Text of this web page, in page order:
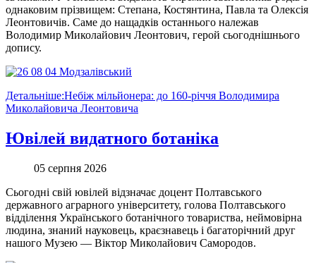
однаковим прізвищем: Степана, Костянтина, Павла та Олексія
Леонтовичів. Саме до нащадків останнього належав
Володимир Миколайович Леонтович, герой сьогоднішнього
допису.
Детальніше:Небіж мільйонера: до 160-річчя Володимира
Миколайовича Леонтовича
Ювілей видатного ботаніка
05 серпня 2026
Сьогодні свій ювілей відзначає доцент Полтавського
державного аграрного університету, голова Полтавського
відділення Українського ботанічного товариства, неймовірна
людина, знаний науковець, краєзнавець і багаторічний друг
нашого Музею — Віктор Миколайович Самородов.